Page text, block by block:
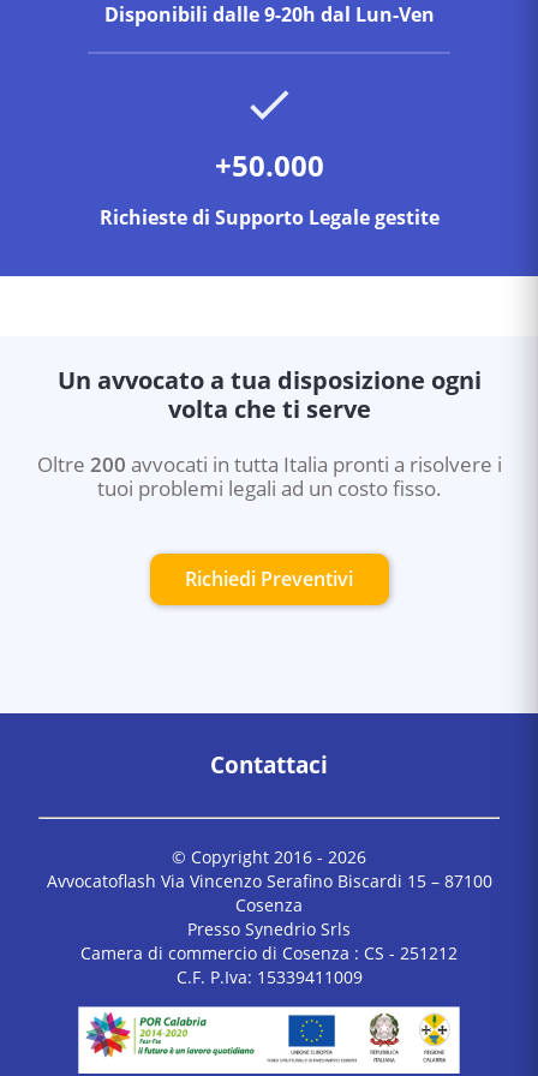
Disponibili dalle 9-20h dal Lun-Ven
+50.000
Richieste di Supporto Legale gestite
Un avvocato a tua disposizione ogni
volta che ti serve
Oltre 200 avvocati in tutta Italia pronti a risolvere i
tuoi problemi legali ad un costo fisso.
Richiedi Preventivi
Contattaci
© Copyright 2016 - 2026
Avvocatoflash Via Vincenzo Serafino Biscardi 15 – 87100
Cosenza
Presso Synedrio Srls
Camera di commercio di Cosenza : CS - 251212
C.F. P.Iva: 15339411009